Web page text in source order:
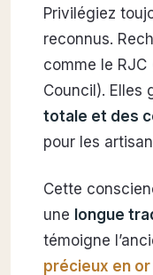
Privilégiez
reconnus.
comme le
Council). Elles
totale et des
pour les
Cette
une longue
témoigne
précieux en